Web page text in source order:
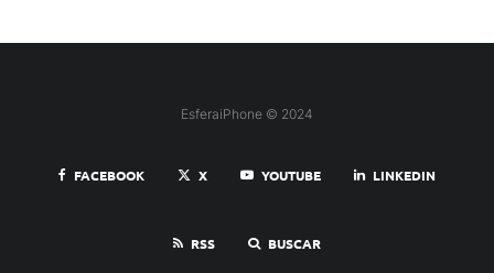
EsferaiPhone © 2024
FACEBOOK X YOUTUBE LINKEDIN
RSS BUSCAR